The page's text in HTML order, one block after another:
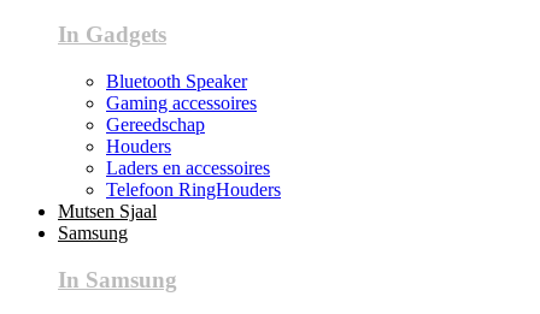
In Gadgets
Bluetooth Speaker
Gaming accessoires
Gereedschap
Houders
Laders en accessoires
Telefoon RingHouders
Mutsen Sjaal
Samsung
In Samsung